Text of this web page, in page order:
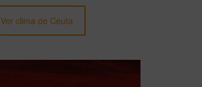
Ver clima de Ceuta